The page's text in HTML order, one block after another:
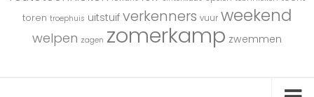
toren troephuis uitstuif verkenners vuur weekend
welpen zagen zomerkamp zwemmen